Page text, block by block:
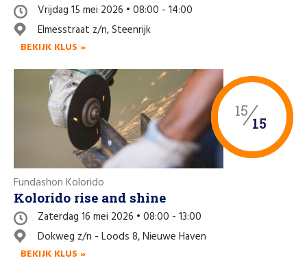
Vrijdag 15 mei 2026 • 08:00 - 14:00
Elmesstraat z/n, Steenrijk
BEKIJK KLUS »
15
15
Fundashon Kolorido
Kolorido rise and shine
Zaterdag 16 mei 2026 • 08:00 - 13:00
Dokweg z/n - Loods 8, Nieuwe Haven
BEKIJK KLUS »